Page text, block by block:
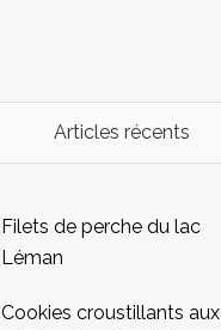
Articles récents
Filets de perche du lac
Léman
Cookies croustillants aux